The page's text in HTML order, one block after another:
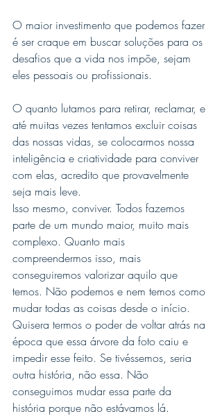
O maior investimento que podemos fazer
é ser craque em buscar soluções para os
desafios que a vida nos impõe, sejam
eles pessoais ou profissionais.
O quanto lutamos para retirar, reclamar, e
até muitas vezes tentamos excluir coisas
das nossas vidas, se colocarmos nossa
inteligência e criatividade para conviver
com elas, acredito que provavelmente
seja mais leve.
Isso mesmo, conviver. Todos fazemos
parte de um mundo maior, muito mais
complexo. Quanto mais
compreendermos isso, mais
conseguiremos valorizar aquilo que
temos. Não podemos e nem temos como
mudar todas as coisas desde o início.
Quisera termos o poder de voltar atrás na
época que essa árvore da foto caiu e
impedir esse feito. Se tivéssemos, seria
outra história, não essa. Não
conseguimos mudar essa parte da
história porque não estávamos lá.